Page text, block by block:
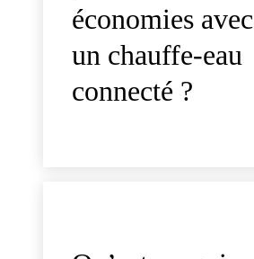
économies avec
un chauffe-eau
connecté ?